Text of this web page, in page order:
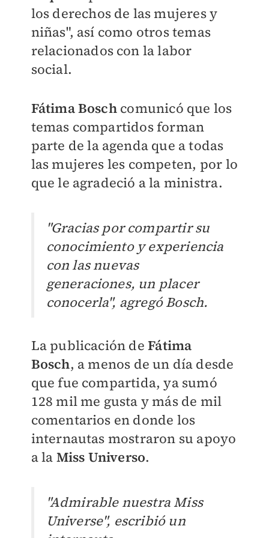
los derechos de las mujeres y
niñas", así como otros temas
relacionados con la labor
social.
Fátima Boschcomunicó que los
temas compartidos forman
parte de la agenda que a todas
las mujeres les competen, por lo
que le agradeció a la ministra.
"Gracias por compartir su
conocimiento y experiencia
con las nuevas
generaciones, un placer
conocerla", agregó Bosch.
La publicación de Fátima
Bosch, a menos de un día desde
que fue compartida, ya sumó
128 mil me gusta y más de mil
comentarios en donde los
internautas mostraron su apoyo
a la Miss Universo.
"Admirable nuestra Miss
Universe", escribió un